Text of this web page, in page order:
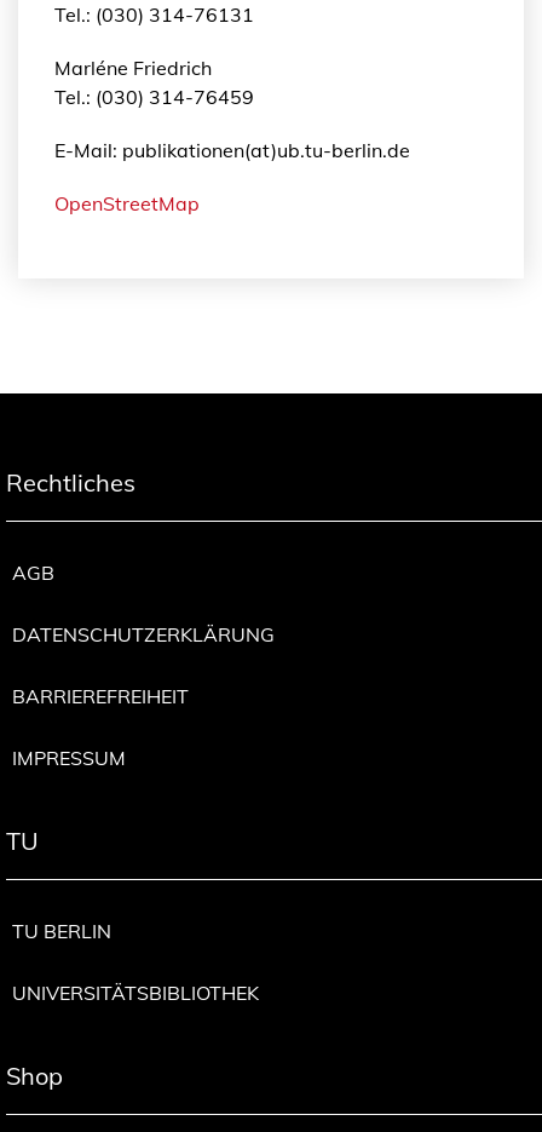
Tel.: (030) 314-76131
Marléne Friedrich
Tel.: (030) 314-76459
E-Mail: publikationen(at)ub.tu-berlin.de
OpenStreetMap
Rechtliches
AGB
DATENSCHUTZERKLÄRUNG
BARRIEREFREIHEIT
IMPRESSUM
TU
TU BERLIN
UNIVERSITÄTSBIBLIOTHEK
Shop